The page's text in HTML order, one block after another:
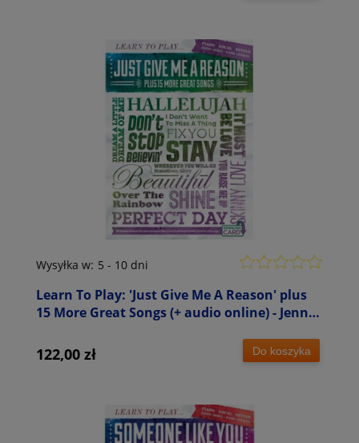
Learn To Play: 'Just Give Me A Reason' plus
15 More Great Songs (+ audio online) - Jenni
gitarowe
Wysyłka w: 5 - 10 dni
122,00 zł Do koszyka